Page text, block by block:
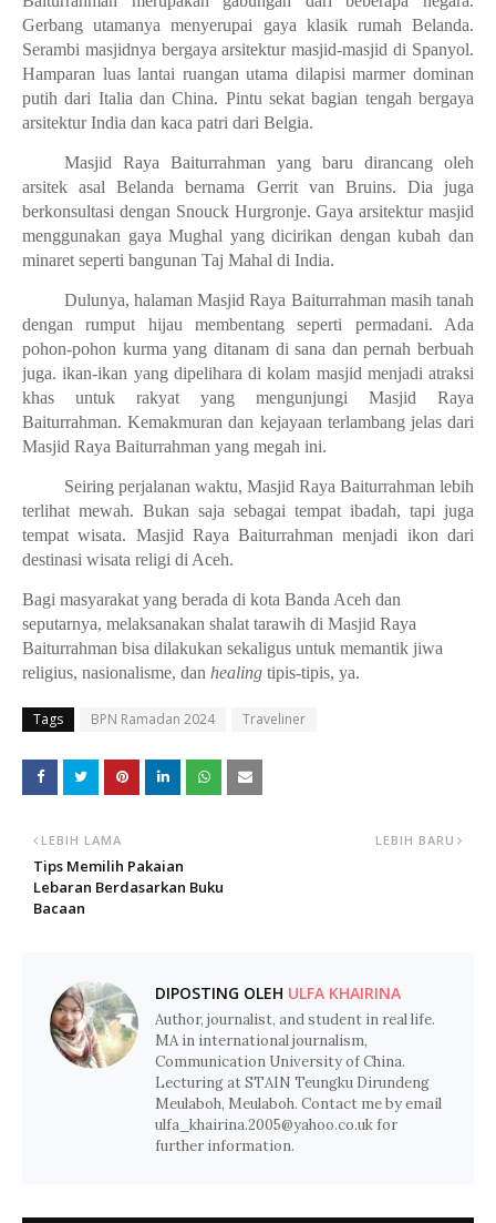
Gerbang utamanya menyerupai gaya klasik rumah Belanda.
Serambi masjidnya bergaya arsitektur masjid-masjid di Spanyol.
Hamparan luas lantai ruangan utama dilapisi marmer dominan
putih dari Italia dan China. Pintu sekat bagian tengah bergaya
arsitektur India dan kaca patri dari Belgia.
Masjid Raya Baiturrahman yang baru dirancang oleh
arsitek asal Belanda bernama Gerrit van Bruins. Dia juga
berkonsultasi dengan Snouck Hurgronje. Gaya arsitektur masjid
menggunakan gaya Mughal yang dicirikan dengan kubah dan
minaret seperti bangunan Taj Mahal di India.
Dulunya, halaman Masjid Raya Baiturrahman masih tanah
dengan rumput hijau membentang seperti permadani. Ada
pohon-pohon kurma yang ditanam di sana dan pernah berbuah
juga. ikan-ikan yang dipelihara di kolam masjid menjadi atraksi
khas untuk rakyat yang mengunjungi Masjid Raya
Baiturrahman. Kemakmuran dan kejayaan terlambang jelas dari
Masjid Raya Baiturrahman yang megah ini.
Seiring perjalanan waktu, Masjid Raya Baiturrahman lebih
terlihat mewah. Bukan saja sebagai tempat ibadah, tapi juga
tempat wisata. Masjid Raya Baiturrahman menjadi ikon dari
destinasi wisata religi di Aceh.
Bagi masyarakat yang berada di kota Banda Aceh dan
seputarnya, melaksanakan shalat tarawih di Masjid Raya
Baiturrahman bisa dilakukan sekaligus untuk memantik jiwa
religius, nasionalisme, dan healing tipis-tipis, ya.
Tags BPN Ramadan 2024 Traveliner
LEBIH BARU
LEBIH LAMA
Tips Memilih Pakaian
Lebaran Berdasarkan Buku
Bacaan
DIPOSTING OLEH ULFA KHAIRINA
Author, journalist, and student in real life.
MA in international journalism,
Communication University of China.
Lecturing at STAIN Teungku Dirundeng
Meulaboh, Meulaboh. Contact me by email
ulfa_khairina.2005@yahoo.co.uk for
further information.